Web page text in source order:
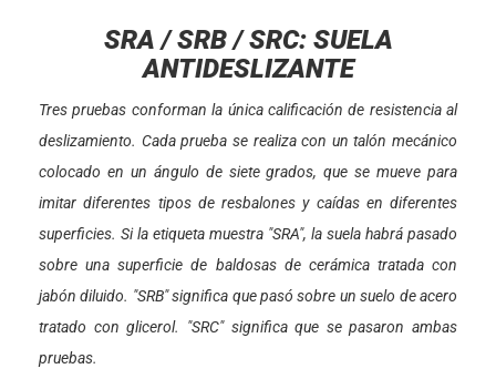
SRA / SRB / SRC: SUELA
ANTIDESLIZANTE
Tres pruebas conforman la única calificación de resistencia al
deslizamiento. Cada prueba se realiza con un talón mecánico
colocado en un ángulo de siete grados, que se mueve para
imitar diferentes tipos de resbalones y caídas en diferentes
superficies. Si la etiqueta muestra "SRA", la suela habrá pasado
sobre una superficie de baldosas de cerámica tratada con
jabón diluido. "SRB" significa que pasó sobre un suelo de acero
tratado con glicerol. "SRC" significa que se pasaron ambas
pruebas.